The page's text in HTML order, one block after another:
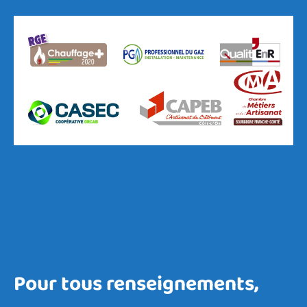
Pour tous renseignements,